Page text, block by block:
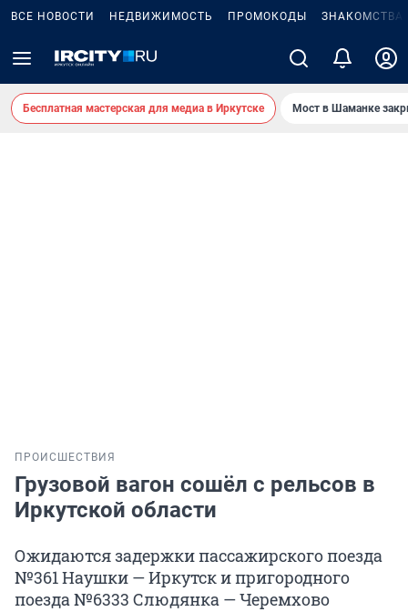
ВСЕ НОВОСТИ НЕДВИЖИМОСТЬ ПРОМОКОДЫ ЗНАКОМСТВА
Бесплатная мастерская для медиа в Иркутске Мост в Шаманке
ПРОИСШЕСТВИЯ
Грузовой вагон сошёл с рельсов в
Иркутской области
Ожидаются задержки пассажирского поезда
№361 Наушки — Иркутск и пригородного
поезда №6333 Слюдянка — Черемхово